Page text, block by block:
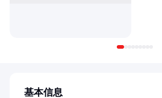
基本信息